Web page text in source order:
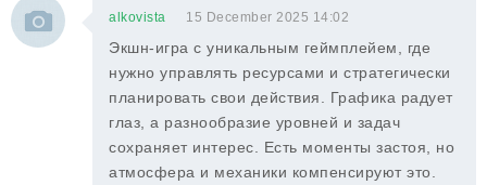
alkovista 15 December 2025 14:02
Экшн-игра с уникальным геймплейем, где
нужно управлять ресурсами и стратегически
планировать свои действия. Графика радует
глаз, а разнообразие уровней и задач
сохраняет интерес. Есть моменты застоя, но
атмосфера и механики компенсируют это.